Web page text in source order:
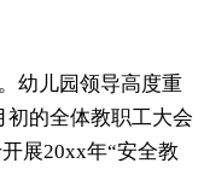
幼儿园领导高度重
初的全体教职工大会
展20xx年“安全教